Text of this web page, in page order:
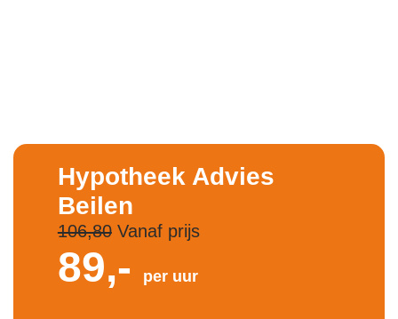
Hypotheek Advies
Beilen
106,80Vanaf prijs
89,- per uur